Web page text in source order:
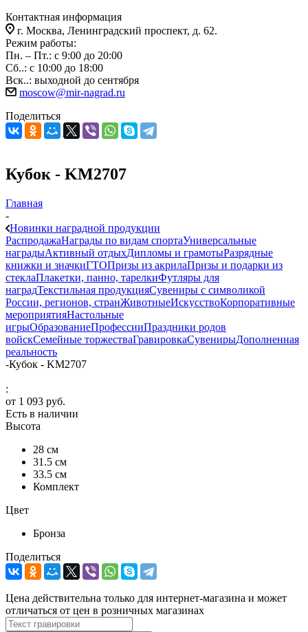
Контактная информация
г. Москва, Ленинградский проспект, д. 62.
Режим работы:
Пн. – Пт.: с 9:00 до 20:00
Сб..: с 10:00 до 18:00
Вск..: выходной до сентября
moscow@mir-nagrad.ru
Поделиться
Кубок - KM2707
Главная
-
Новинки наградной продукции
РаспродажаНаграды по видам спортаУниверсальные
наградыАктивный отдыхДипломы и грамотыРазрядные
книжки и значкиГТОПризы из акрилаПризы и подарки из
стеклаПлакетки, панно, тарелкиФутляры для
наградТекстильная продукцияСувениры с символикой
России, регионов, странЖивотныеИскусствоКорпоративные
мероприятияНастольные
игрыОбразованиеПрофессииПраздники родов
войскСемейные торжестваГравировкаСувенирыДополненная
реальность
-Кубок - KM2707
:
от 1 093 руб.
Есть в наличии
Высота
28 см
31.5 см
33.5 см
Комплект
Цвет
Бронза
Поделиться
Цена действительна только для интернет-магазина и может
отличаться от цен в розничных магазинах